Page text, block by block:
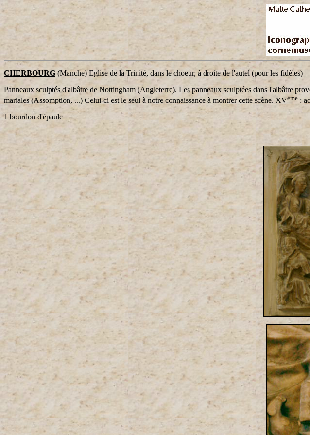
CHERBOURG (Manche) Eglise de la Trinité, dans le choeur, à droite de l'autel (pour les fidèles)
Panneaux sculptés d'albâtre de Nottingham (Angleterre). Les panneaux sculptées dans l'albâtre
mariales (Assomption, ...) Celui-ci est le seul à notre connaissance à montrer cette scène. XVème :
1 bourdon d'épaule